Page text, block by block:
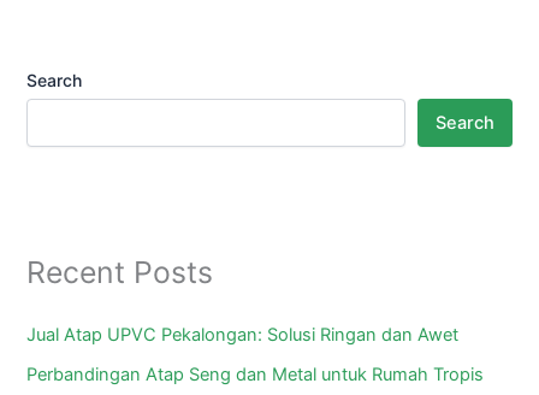
Search
Search
Recent Posts
Jual Atap UPVC Pekalongan: Solusi Ringan dan Awet
Perbandingan Atap Seng dan Metal untuk Rumah Tropis